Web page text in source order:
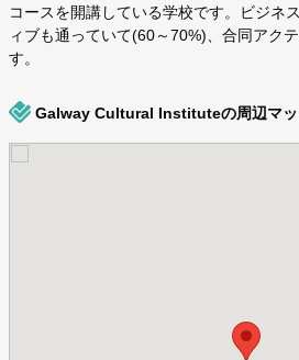
コースを開講している学校です。ビジネ
ィブも通っていて(60～70%)、合同アク
す。
Galway Cultural Instituteの周辺マ